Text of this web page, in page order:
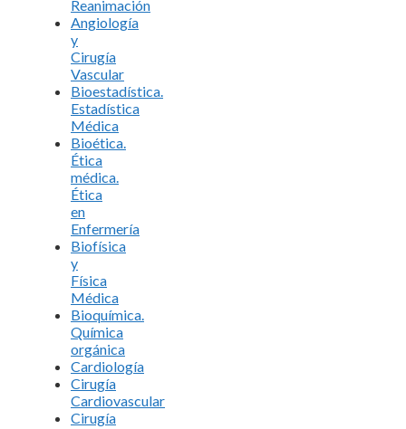
Reanimación
Angiología
y
Cirugía
Vascular
Bioestadística.
Estadística
Médica
Bioética.
Ética
médica.
Ética
en
Enfermería
Biofísica
y
Física
Médica
Bioquímica.
Química
orgánica
Cardiología
Cirugía
Cardiovascular
Cirugía